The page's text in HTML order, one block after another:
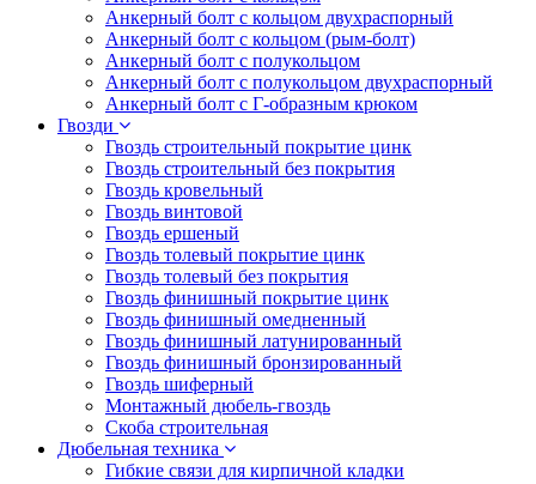
Анкерный болт с кольцом двухраспорный
Анкерный болт с кольцом (рым-болт)
Анкерный болт с полукольцом
Анкерный болт с полукольцом двухраспорный
Анкерный болт с Г-образным крюком
Гвозди
Гвоздь строительный покрытие цинк
Гвоздь строительный без покрытия
Гвоздь кровельный
Гвоздь винтовой
Гвоздь ершеный
Гвоздь толевый покрытие цинк
Гвоздь толевый без покрытия
Гвоздь финишный покрытие цинк
Гвоздь финишный омедненный
Гвоздь финишный латунированный
Гвоздь финишный бронзированный
Гвоздь шиферный
Монтажный дюбель-гвоздь
Скоба строительная
Дюбельная техника
Гибкие связи для кирпичной кладки